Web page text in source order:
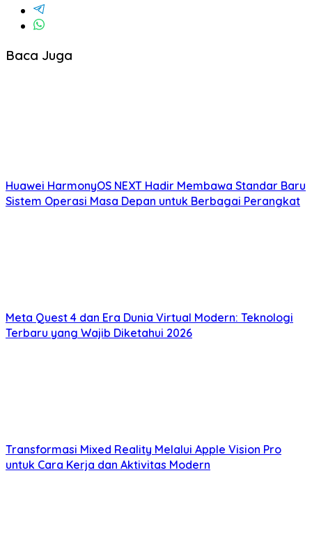
Baca Juga
Huawei HarmonyOS NEXT Hadir Membawa Standar Baru
Sistem Operasi Masa Depan untuk Berbagai Perangkat
Meta Quest 4 dan Era Dunia Virtual Modern: Teknologi
Terbaru yang Wajib Diketahui 2026
Transformasi Mixed Reality Melalui Apple Vision Pro
untuk Cara Kerja dan Aktivitas Modern